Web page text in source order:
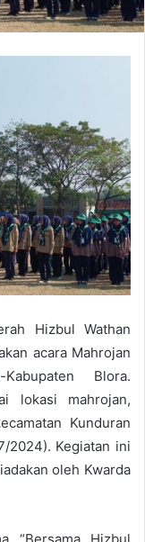
Hizbul Wathan
acara Mahrojan
Blora.
lokasi mahrojan,
Kunduran
2024). Kegiatan ini
oleh Kwarda
“Bersama Hizbul